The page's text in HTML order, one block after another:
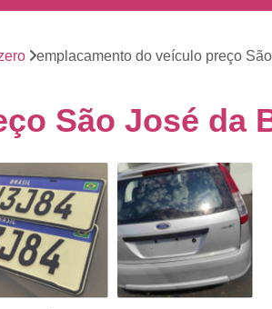
Emplacamento da Placa
Emplacamento de Veículo Pcd
do Carro
Emplacamento Veículos Zero
Emplacamento de Veículo
Emplacamento de Veículo Novo
emplacamento do veículo preço
São José da